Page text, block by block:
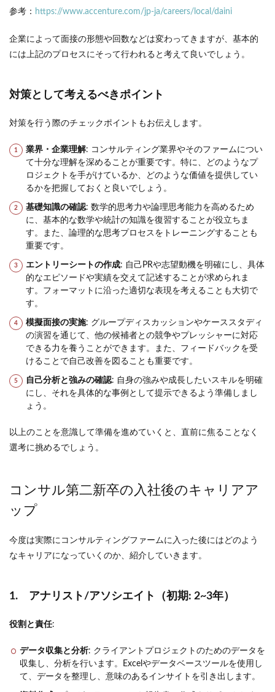
参考： https://www.accenture.com/jp-ja/careers/local/daini
企業によって面接の形態や回数などは変わってきますが、基本的
には上記のプロセスにそって行われると考えて良いでしょう。
対策として考えるべきポイント
対策を行う際のチェックポイントもお伝えします。
業界・企業理解: コンサルティング業界やそのファームについ
て十分な理解を深めることが重要です。特に、どのようなプ
ロジェクトを手がけているか、どのような価値を提供してい
るかを把握しておくと良いでしょう。
基礎知識の確認: 数学的思考力や論理思考能力を高めるため
に、基本的な数学や統計の知識を復習することが役立ちま
す。また、論理的な思考プロセスをトレーニングすることも
重要です。
エントリーシートの作成: 自己PRや志望動機を明確にし、具体
的なエピソードや実績を交えて記述することが求められま
す。フォーマットに沿った適切な表現を考えることも大切で
す。
模擬面接の実施: グループディスカッションやケーススタディ
の演習を通じて、他の候補者との競争やプレッシャーに対応
できる力を養うことができます。また、フィードバックを受
けることで自己改善を図ることも重要です。
自己分析と強みの確認: 自身の強みや成長したいスキルを明確
にし、それを具体的な事例として提示できるよう準備しまし
ょう。
以上のことを意識して準備を進めていくと、直前に焦ることなく
選考に挑めるでしょう。
コンサル第二新卒の入社後のキャリアア
ップ
今度は実際にコンサルティングファームに入った後にはどのよう
なキャリアになっていくのか、紹介していきます。
1. アナリスト/アソシエイト（初期: 2~3年）
役割と責任:
データ収集と分析: クライアントプロジェクトのためのデータを
収集し、分析を行います。Excelやデータベースツールを使用し
て、データを整理し、意味のあるインサイトを引き出します。